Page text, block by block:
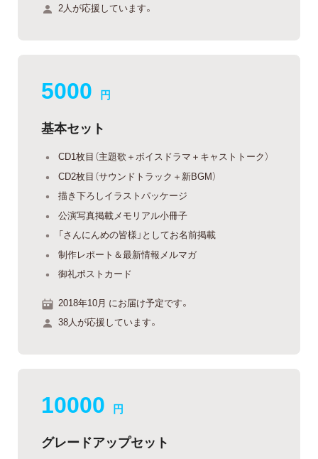
2人が応援しています。
5000 円
基本セット
CD1枚目（主題歌＋ボイスドラマ＋キャストトーク）
CD2枚目（サウンドトラック＋新BGM）
描き下ろしイラストパッケージ
公演写真掲載メモリアル小冊子
「さんにんめの皆様」としてお名前掲載
制作レポート＆最新情報メルマガ
御礼ポストカード
2018年10月 にお届け予定です。
38人が応援しています。
10000 円
グレードアップセット